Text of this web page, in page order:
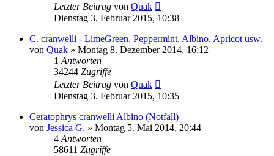
Letzter Beitrag von Quak
Dienstag 3. Februar 2015, 10:38
C. cranwelli - LimeGreen, Peppermint, Albino, Apricot usw.
von Quak » Montag 8. Dezember 2014, 16:12
1 Antworten
34244 Zugriffe
Letzter Beitrag von Quak
Dienstag 3. Februar 2015, 10:35
Ceratophrys cranwelli Albino (Notfall)
von Jessica G. » Montag 5. Mai 2014, 20:44
4 Antworten
58611 Zugriffe